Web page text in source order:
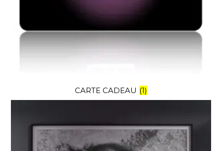
CARTE CADEAU (1)